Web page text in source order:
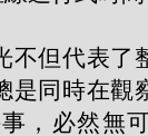
不但代表了
是同時在觀
，必然無